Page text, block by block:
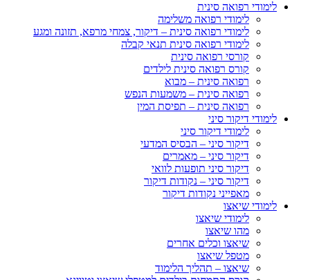
לימודי רפואה סינית
לימודי רפואה משלימה
לימודי רפואה סינית – דיקור, צמחי מרפא, תזונה ומגע
לימודי רפואה סינית תנאי קבלה
קורסי רפואה סינית
קורס רפואה סינית לילדים
רפואה סינית – מבוא
רפואה סינית – משמעות הנפש
רפואה סינית – תפיסת המין
לימודי דיקור סיני
לימודי דיקור סיני
דיקור סיני – הבסיס המדעי
דיקור סיני – מאמרים
דיקור סיני תופעות לוואי
דיקור סיני – נקודות דיקור
מאפייני נקודות דיקור
לימודי שיאצו
לימודי שיאצו
מהו שיאצו
שיאצו וכלים אחרים
מטפל שיאצו
שיאצו – תהליך הלימוד